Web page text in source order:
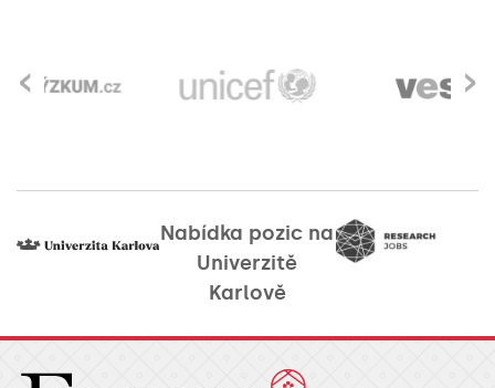
›
‹
Nabídka pozic na
Univerzitě
Karlově